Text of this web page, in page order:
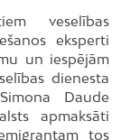
veselības
eksperti
un iespējām
dienesta
Daude
apmaksāti
tos